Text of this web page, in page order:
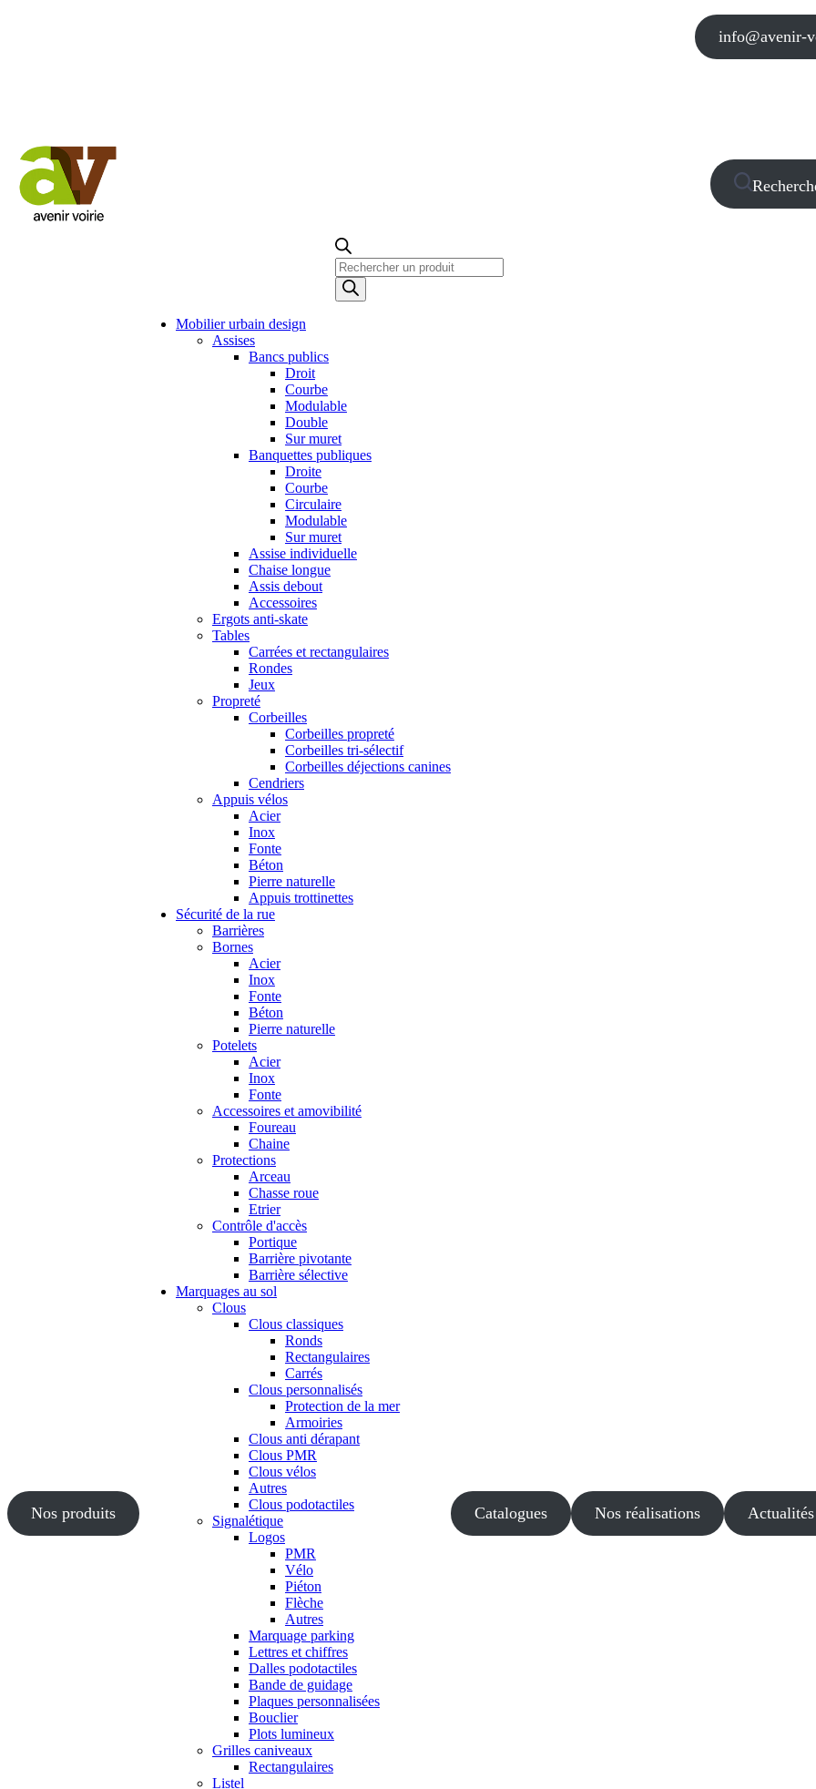
info@avenir-
Recherche
de
produits
Nos produits
Mobilier urbain design
Assises
Bancs publics
Droit
Courbe
Modulable
Double
Sur muret
Banquettes publiques
Droite
Courbe
Circulaire
Modulable
Sur muret
Assise individuelle
Chaise longue
Assis debout
Accessoires
Ergots anti-skate
Tables
Carrées et rectangulaires
Rondes
Jeux
Propreté
Corbeilles
Corbeilles propreté
Corbeilles tri-sélectif
Corbeilles déjections canines
Cendriers
Appuis vélos
Acier
Inox
Fonte
Béton
Pierre naturelle
Appuis trottinettes
Sécurité de la rue
Barrières
Bornes
Acier
Inox
Fonte
Béton
Pierre naturelle
Potelets
Acier
Inox
Fonte
Accessoires et amovibilité
Foureau
Chaine
Protections
Arceau
Chasse roue
Etrier
Contrôle d'accès
Portique
Barrière pivotante
Barrière sélective
Marquages au sol
Clous
Clous classiques
Ronds
Rectangulaires
Carrés
Clous personnalisés
Protection de la mer
Armoiries
Clous anti dérapant
Clous PMR
Clous vélos
Autres
Clous podotactiles
Signalétique
Logos
PMR
Vélo
Piéton
Flèche
Autres
Marquage parking
Lettres et chiffres
Dalles podotactiles
Bande de guidage
Plaques personnalisées
Bouclier
Plots lumineux
Grilles caniveaux
Rectangulaires
Listel
Catalogues Nos réalisations Actualités